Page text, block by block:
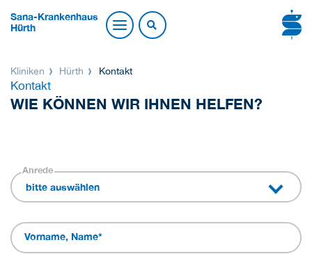
Sana-Krankenhaus
Hürth
Kliniken Hürth Kontakt
Kontakt
WIE KÖNNEN WIR IHNEN HELFEN?
Anrede
bitte auswählen
Vorname, Name*